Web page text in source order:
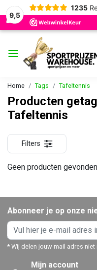
9,5
1235
Home Tags Tafeltennis
Producten
Tafeltennis
Filters
Geen producten
Abonneer je op onze
* Wij delen jouw mail adres niet
Mijn account